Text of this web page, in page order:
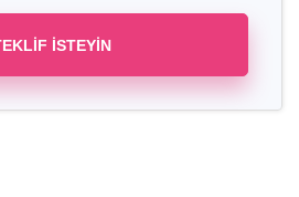
İSTEYIN